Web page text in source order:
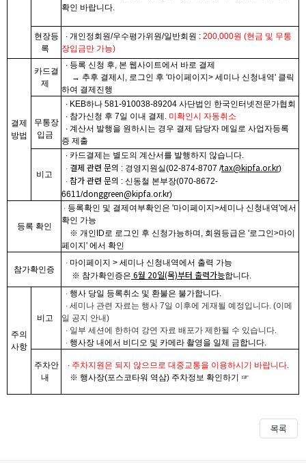
확인 바랍니다.
현장등
록
∙ 개인​​정회원/우수평가위원/일반회원 : 200,000원 (현금 및 무통
장입금만 가능)
결제
방법
카드결
제
∙ ​ ​등록 신청 후, 본 웹사이트에서 바로 결제
→ 추후 결제시, 로그인 후 '마이페이지> 세미나 신청내역' 클릭
하여 결제진행​
무통장
입금
∙ ​ ​​KEB하나 581-910038-89204 사단법인 한국인터넷전문가협회
∙ ​ ​​참가신청 후 7일 이내 결제. 미확인시 자동취소
∙ ​ ​​계산서 발행을 원하시는 경우 결제 담당자 메일 로 사업자등록
증 제출
비고 ​
∙ ​카드결제는 별도의 계산서를 발행하지 않습니다.
∙ ​ 결제 관련 문의 : 경영지원실(02-874-8707 /tax@kipfa.or.kr)
∙ 참가 관련 문의 : 신동철 본부장(070-8672-
6611/donggreen@kipfa.or.kr)
등록 확인
∙ ​등록확인 및 결제여부확인은 '마이페이지>세미나 신청내역'에서
확인 가능​​
※ 개인ID로 로그인 후 신청가능하며, 회원등급은 '로그인>마이
페이지' 에서 확인
참가확인증
∙ ​​​마이페이지 > 세미나 신청내역에서 출력 가능
※ 참가확인증은 6월 20일(목)부터 출력가능합니다.​​
주의
사항
비고
∙ ​행사 당일 등록취소 및 환불은 불가합니다.
∙ 세미나 관련 자료는 행사 7일 이후에 게재될 예정입니다. (이메
일 공지 안내)
∙ 일부 세션에 한하여 강연 자료 배포가 제한될 수 있습니다.
∙ 행사장 내에서 비디오 및 카메라 촬영을 일체 금합니다.​
주차안
내
∙ 주차지원은 되지 않으므로 대중교통을 이용하시기 바랍니다.
※ 행사장(포스코타워 역삼) 주차정보 확인하기 ☞
목록